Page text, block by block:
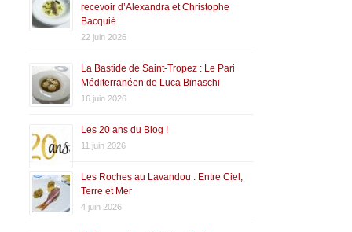
recevoir d’Alexandra et Christophe
Bacquié
22 juin 2026
La Bastide de Saint-Tropez : Le Pari
Méditerranéen de Luca Binaschi
16 juin 2026
Les 20 ans du Blog !
11 juin 2026
Les Roches au Lavandou : Entre Ciel,
Terre et Mer
4 juin 2026